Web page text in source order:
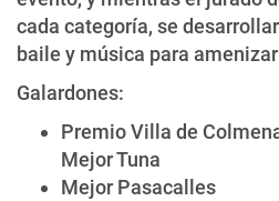
cada categoría, se
baile y música para
Galardones:
Premio Villa de
Mejor Tuna
Mejor Pasacalles